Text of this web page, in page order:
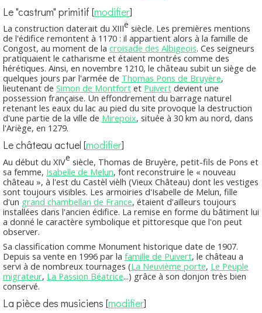
Le "castrum" primitif [modifier]
La construction daterait du XIIIe siècle. Les premières mentions
de l'édifice remontent à 1170 : il appartient alors à la famille de
Congost, au moment de la croisade des Albigeois. Ces seigneurs
pratiquaient le catharisme et étaient montrés comme des
hérétiques. Ainsi, en novembre 1210, le château subit un siège de
quelques jours par l'armée de Thomas Pons de Bruyère,
lieutenant de Simon de Montfort et Puivert devient une
possession française. Un effondrement du barrage naturel
retenant les eaux du lac au pied du site provoque la destruction
d'une partie de la ville de Mirepoix, située à 30 km au nord, dans
l'Ariège, en 1279.
Le château actuel [modifier]
Au début du XIVe siècle, Thomas de Bruyère, petit-fils de Pons et
sa femme, Isabelle de Melun, font reconstruire le « nouveau
château », à l'est du Castèl vièlh (Vieux Château) dont les vestiges
sont toujours visibles. Les armoiries d'Isabelle de Melun, fille
d'un grand chambellan de France, étaient d'ailleurs toujours
installées dans l'ancien édifice. La remise en forme du bâtiment lui
a donné le caractère symbolique et pittoresque que l'on peut
observer.
Sa classification comme Monument historique date de 1907.
Depuis sa vente en 1996 par la famille de Puivert, le château a
servi à de nombreux tournages (La Neuvième porte, Le Peuple
migrateur, La Passion Béatrice...) grâce à son donjon très bien
conservé.
La pièce des musiciens [modifier]